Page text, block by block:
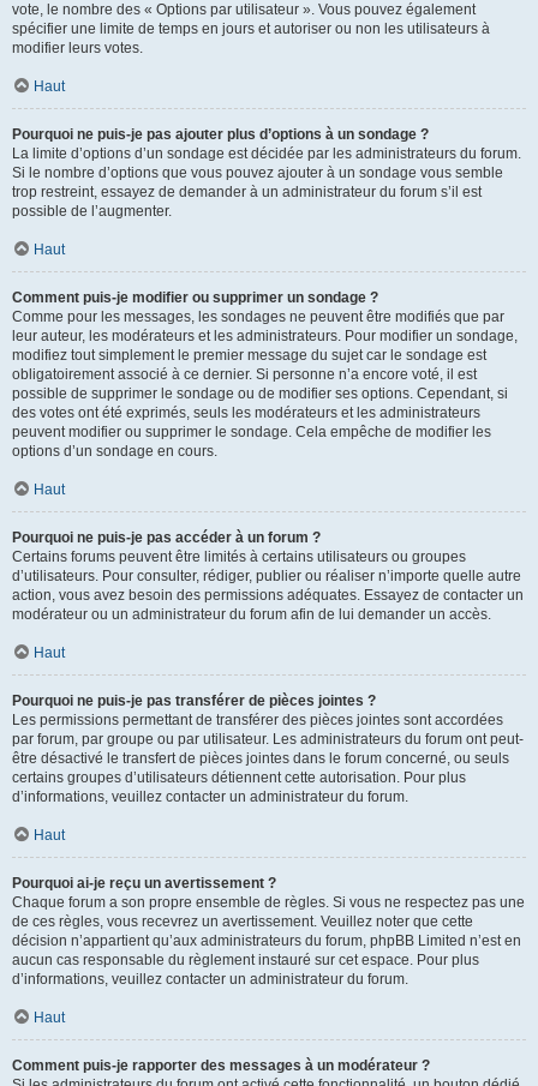
vote, le nombre des « Options par utilisateur ». Vous pouvez également
spécifier une limite de temps en jours et autoriser ou non les utilisateurs à
modifier leurs votes.
Haut
Pourquoi ne puis-je pas ajouter plus d’options à un sondage ?
La limite d’options d’un sondage est décidée par les administrateurs du forum.
Si le nombre d’options que vous pouvez ajouter à un sondage vous semble
trop restreint, essayez de demander à un administrateur du forum s’il est
possible de l’augmenter.
Haut
Comment puis-je modifier ou supprimer un sondage ?
Comme pour les messages, les sondages ne peuvent être modifiés que par
leur auteur, les modérateurs et les administrateurs. Pour modifier un sondage,
modifiez tout simplement le premier message du sujet car le sondage est
obligatoirement associé à ce dernier. Si personne n’a encore voté, il est
possible de supprimer le sondage ou de modifier ses options. Cependant, si
des votes ont été exprimés, seuls les modérateurs et les administrateurs
peuvent modifier ou supprimer le sondage. Cela empêche de modifier les
options d’un sondage en cours.
Haut
Pourquoi ne puis-je pas accéder à un forum ?
Certains forums peuvent être limités à certains utilisateurs ou groupes
d’utilisateurs. Pour consulter, rédiger, publier ou réaliser n’importe quelle autre
action, vous avez besoin des permissions adéquates. Essayez de contacter un
modérateur ou un administrateur du forum afin de lui demander un accès.
Haut
Pourquoi ne puis-je pas transférer de pièces jointes ?
Les permissions permettant de transférer des pièces jointes sont accordées
par forum, par groupe ou par utilisateur. Les administrateurs du forum ont peut-
être désactivé le transfert de pièces jointes dans le forum concerné, ou seuls
certains groupes d’utilisateurs détiennent cette autorisation. Pour plus
d’informations, veuillez contacter un administrateur du forum.
Haut
Pourquoi ai-je reçu un avertissement ?
Chaque forum a son propre ensemble de règles. Si vous ne respectez pas une
de ces règles, vous recevrez un avertissement. Veuillez noter que cette
décision n’appartient qu’aux administrateurs du forum, phpBB Limited n’est en
aucun cas responsable du règlement instauré sur cet espace. Pour plus
d’informations, veuillez contacter un administrateur du forum.
Haut
Comment puis-je rapporter des messages à un modérateur ?